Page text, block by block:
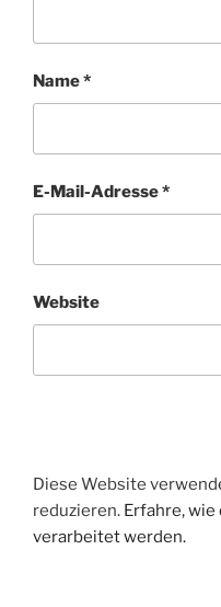
Name*
E-Mail-Adresse*
Website
Diese Website
reduzieren. Erfahre,
verarbeitet werden.